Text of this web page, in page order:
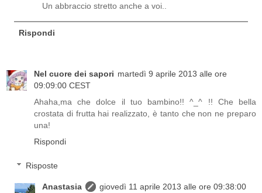
Un abbraccio stretto anche a voi..
Rispondi
Nel cuore dei sapori martedì 9 aprile 2013 alle ore
09:09:00 CEST
Ahaha,ma che dolce il tuo bambino!! ^_^ !! Che bella
crostata di frutta hai realizzato, è tanto che non ne preparo
una!
Rispondi
Risposte
Anastasia
giovedì 11 aprile 2013 alle ore 09:38:00